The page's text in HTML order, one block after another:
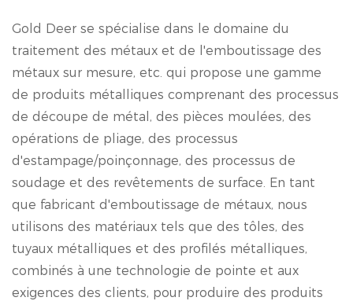
Gold Deer se spécialise dans le domaine du
traitement des métaux et de l'emboutissage des
métaux sur mesure, etc. qui propose une gamme
de produits métalliques comprenant des processus
de découpe de métal, des pièces moulées, des
opérations de pliage, des processus
d'estampage/poinçonnage, des processus de
soudage et des revêtements de surface. En tant
que fabricant d'emboutissage de métaux, nous
utilisons des matériaux tels que des tôles, des
tuyaux métalliques et des profilés métalliques,
combinés à une technologie de pointe et aux
exigences des clients, pour produire des produits